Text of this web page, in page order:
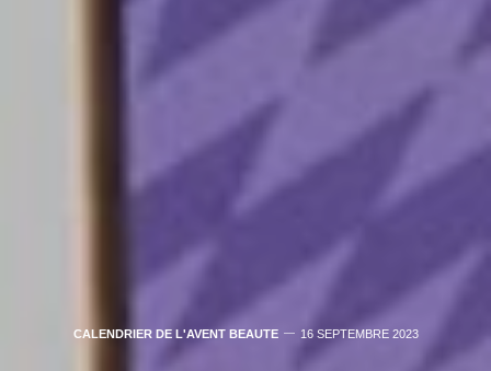
CALENDRIER DE L'AVENT BEAUTE 16 SEPTEMBRE 2023